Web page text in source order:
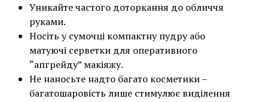
Уникайте частого доторкання до обличчя
руками.
Носіть у сумочці компактну пудру або
матуючі серветки для оперативного
“апгрейду” макіяжу.
Не наносьте надто багато косметики –
багатошаровість лише стимулює виділення